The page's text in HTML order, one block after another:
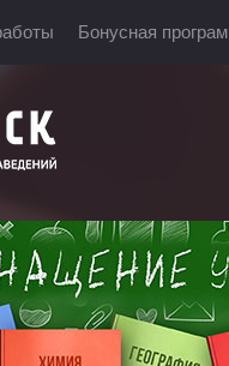
Бонусная